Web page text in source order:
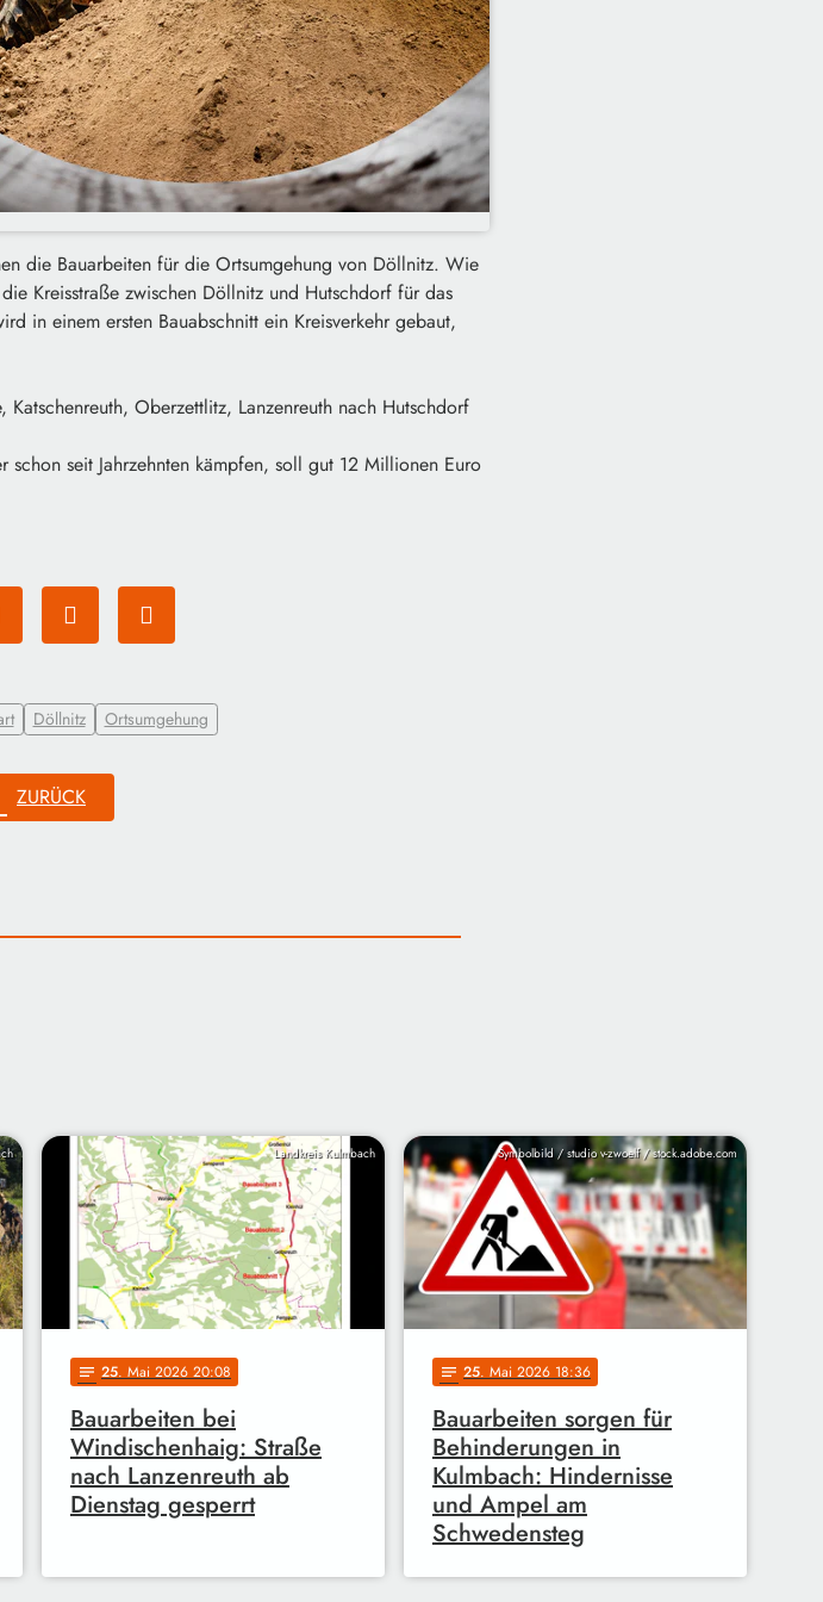
die Bauarbeiten für die Ortsumgehung von Döllnitz. Wie
Kreisstraße zwischen Döllnitz und Hutschdorf für das
in einem ersten Bauabschnitt ein Kreisverkehr gebaut,
Oberzettlitz, Lanzenreuth nach Hutschdorf
seit Jahrzehnten kämpfen, soll gut 12 Millionen Euro
Döllnitz Ortsumgehung
ZURÜCK
Landkreis Kulmbach
notes 25. Mai 2026 20:08
Bauarbeiten bei
Windischenhaig: Straße
nach Lanzenreuth ab
Dienstag gesperrt
Symbolbild / studio v-zwoelf / stock.adobe.com
notes 25. Mai 2026 18:36
Bauarbeiten sorgen für
Behinderungen in
Kulmbach: Hindernisse
und Ampel am
Schwedensteg